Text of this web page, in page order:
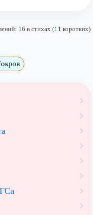
16 в стихах (11 коротких)